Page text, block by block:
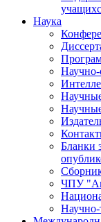
Наука
Бланки
ЧПУ
Научно-